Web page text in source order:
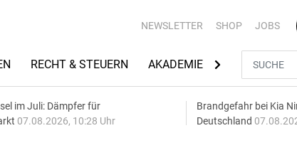
NEWSLETTER SHOP JOBS
RECHT & STEUERN AKADEMIE AUTOMARKEN
im Juli: Dämpfer für
07.08.2026, 10:28 Uhr
Brandgefahr bei Kia
Deutschland